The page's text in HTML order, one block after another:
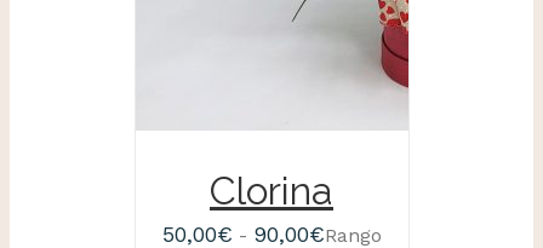
Clorina
50,00€ - 90,00€Rango